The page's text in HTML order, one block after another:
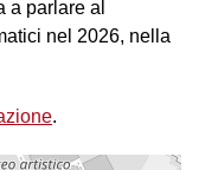
a parlare al
nel 2026, nella
.